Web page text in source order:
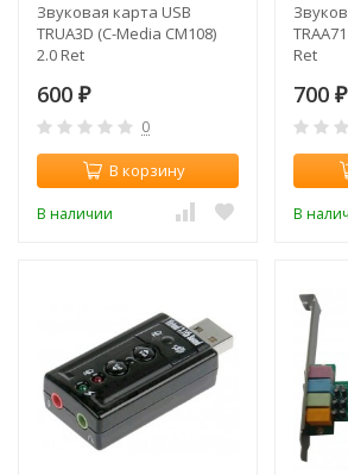
Звуковая карта USB
TRUA3D (C-Media CM108)
2.0 Ret
600 ₽
0
В корзину
В наличии
Ret
700 ₽
В